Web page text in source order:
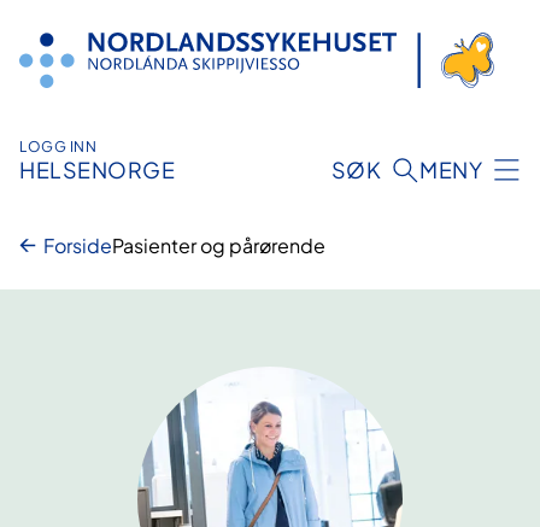
innhold
LOGG INN
HELSENORGE SØK MENY
ForsidePasienter og pårørende